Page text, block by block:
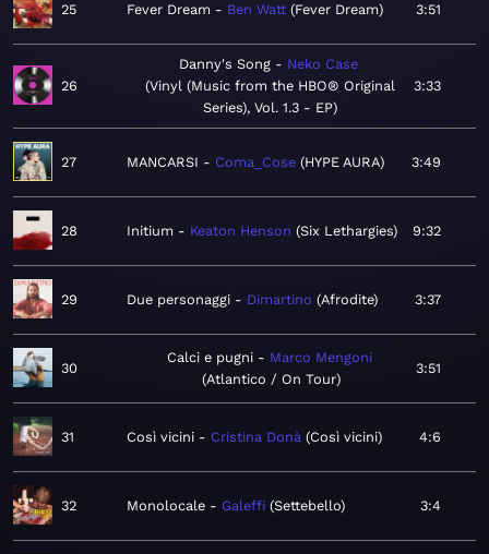
25 Fever Dream Ben Watt Fever Dream 3:51
26
Danny's Song
Neko Case
Vinyl (Music from the HBO® Original
Series), Vol. 1.3 - EP
3:33
27 MANCARSI Coma_Cose HYPE AURA 3:49
28 Initium Keaton Henson Six Lethargies 9:32
29 Due personaggi Dimartino Afrodite 3:37
30
Calci e pugni
Marco Mengoni
Atlantico / On Tour
3:51
31 Così vicini Cristina Donà Così vicini 4:6
32 Monolocale Galeffi Settebello 3:4